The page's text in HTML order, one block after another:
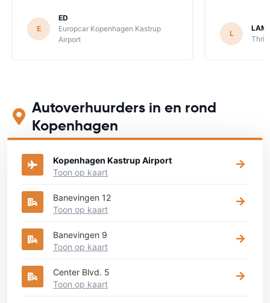
E
ED
Europcar Kopenhagen Kastrup
Airport
L
Autoverhuurders in en rond
Kopenhagen
Kopenhagen Kastrup Airport
Toon op kaart
Banevingen 12
Toon op kaart
Banevingen 9
Toon op kaart
Center Blvd. 5
Toon op kaart